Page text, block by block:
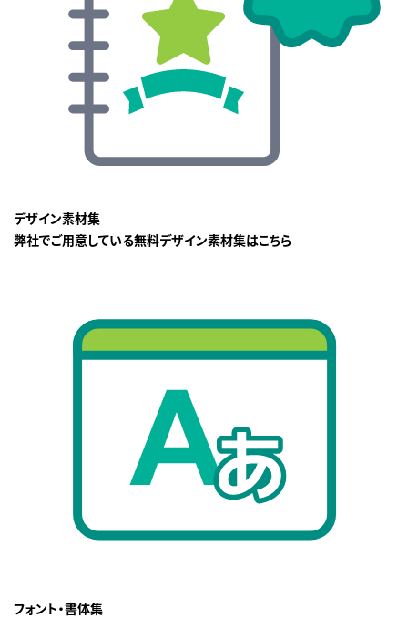
デザイン素材集
弊社でご用意している無料デザイン素材集はこちら
フォント・書体集